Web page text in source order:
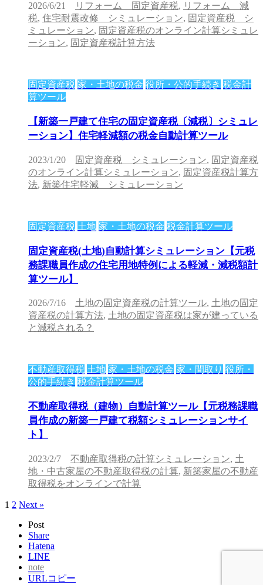
2026/6/21 リフォーム 固定資産税, リフォーム 減
税, 住宅耐震改修 シミュレーション, 固定資産税 シ
ミュレーション, 固定資産税のオンライン計算シミュレ
ーション, 固定資産税計算方法
固定資産税 家・土地の税金 役所・公的手続き 税金計
算ツール
【新築一戸建て住宅の固定資産税〔減税〕シミュレ
ーション】住宅軽減額の税金自動計算ツール
2023/1/20 固定資産税 シミュレーション, 固定資産税
のオンライン計算シミュレーション, 固定資産税計算方
法, 新築住宅軽減 シミュレーション
固定資産税 土地 家・土地の税金 税金計算ツール
固定資産税(土地)自動計算シミュレーション【元税
務課職員作成の住宅用地特例による軽減・減税額計
算ツール】
2026/7/16 土地の固定資産税の計算ツール, 土地の固定
資産税の計算方法, 土地の固定資産税は家が建っている
と減税される？
不動産取得税 土地 家・土地の税金 家・間取り 役所・
公的手続き 税金計算ツール
不動産取得税（建物）自動計算ツール【元税務課職
員作成の新築一戸建て税額シミュレーションサイ
ト】
2023/2/7 不動産取得税の計算シミュレーション, 土
地・中古家屋の不動産取得税の計算, 新築家屋の不動産
取得税をオンラインで計算
1 2 Next »
Post
Share
Hatena
LINE
note
URLコピー